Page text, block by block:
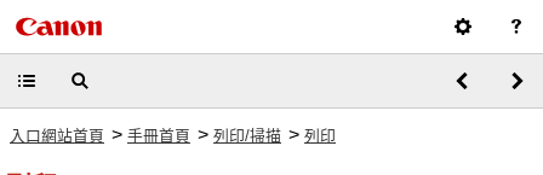
入口網站首頁 > 手冊首頁 > 列印/掃描 > 列印